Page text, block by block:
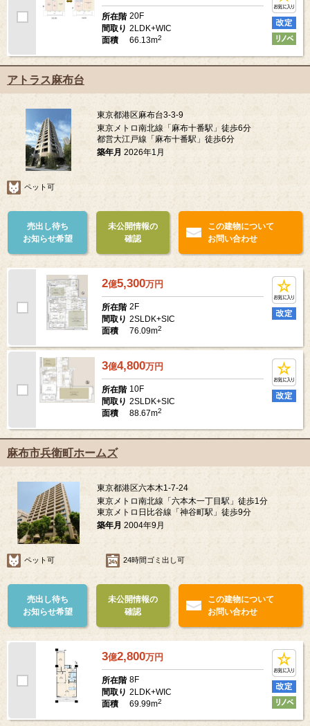
所在階 20F
間取り 2LDK+WIC
面積
66.13m2
アトラス麻布台
東京都港区麻布台3-3-9
東京メトロ南北線「麻布十番駅」徒歩6分
都営大江戸線「麻布十番駅」徒歩6分
築年月 2026年1月
ペット可
売出し待ち
お知らせ希望
未公開情報の
確認
この建物について
お問い合わせ
2億5,300万円
所在階 2F
間取り 2SLDK+SIC
面積
76.09m2
3億4,800万円
所在階 10F
間取り 2SLDK+SIC
面積
88.67m2
麻布市兵衛町ホームズ
東京都港区六本木1-7-24
東京メトロ南北線「六本木一丁目駅」徒歩1分
東京メトロ日比谷線「神谷町駅」徒歩9分
築年月 2004年9月
ペット可 24時間ゴミ出し可
売出し待ち
お知らせ希望
未公開情報の
確認
この建物について
お問い合わせ
3億2,800万円
所在階 8F
間取り 2LDK+WIC
面積
69.99m2